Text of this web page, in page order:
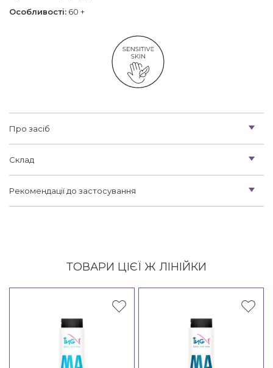
Особливості: 60 +
Про засіб
Склад
Рекомендації до застосування
ТОВАРИ ЦІЄЇ Ж ЛІНІЙКИ